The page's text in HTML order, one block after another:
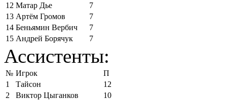
12 Матар Дье
7
13 Артём Громов
7
14 Беньямин Вербич
7
15 Андрей Борячук 7
Ассистенты:
№ Игрок
П
1
Тайсон
12
2
Виктор Цыганков
10